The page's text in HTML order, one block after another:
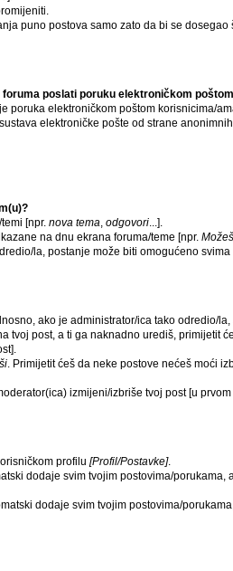
puno postova samo zato da bi se
poslati poruku elektroničkom
poruka elektroničkom poštom korisnicima/
elektroničke pošte od strane
[npr. nova tema, odgovori...].
na dnu ekrana foruma/teme [npr.
la, postanje može biti omogućeno
ako je administrator/ica tako odredio/
tvoj post, a ti ga naknadno urediš, primijetit
. Primijetit ćeš da neke postove nećeš moći
izmijeni/izbriše tvoj post [u
profilu [Profil/Postavke].
dodaje svim tvojim postovima/
dodaje svim tvojim postovima/